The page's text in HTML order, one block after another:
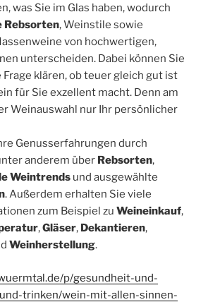
was Sie im Glas haben, wodurch
Rebsorten, Weinstile sowie
von hochwertigen,
unterscheiden. Dabei können Sie
klären, ob teuer gleich gut ist
für Sie exzellent macht. Denn am
Weinauswahl nur Ihr persönlicher
Genusserfahrungen durch
anderem über Rebsorten,
Weintrends und ausgewählte
. Außerdem erhalten Sie viele
zum Beispiel zu Weineinkauf,
,Gläser, Dekantieren,
Weinherstellung.
p/gesundheit-und-
trinken/wein-mit-allen-sinnen-